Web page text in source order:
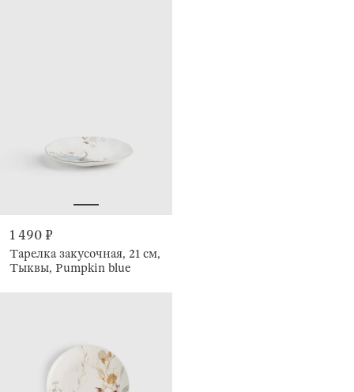
1 490 ₽
Тарелка закусочная, 21 см,
Тыквы, Pumpkin blue